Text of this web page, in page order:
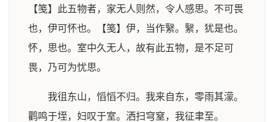
【笺】此五物者，家无人则然，令人感思。不可畏
也，伊可怀也。【笺】伊，当作繄。繄，犹是也。
怀，思也。室中久无人，故有此五物，是不足可
畏，乃可为忧思。
我徂东山，慆慆不归。我来自东，零雨其濛。
鹳鸣于垤，妇叹于室。洒扫穹窒，我征聿至。